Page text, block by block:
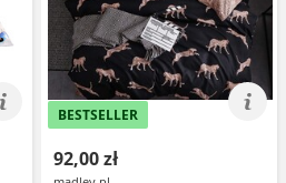
BESTSELLER
92,00 zł